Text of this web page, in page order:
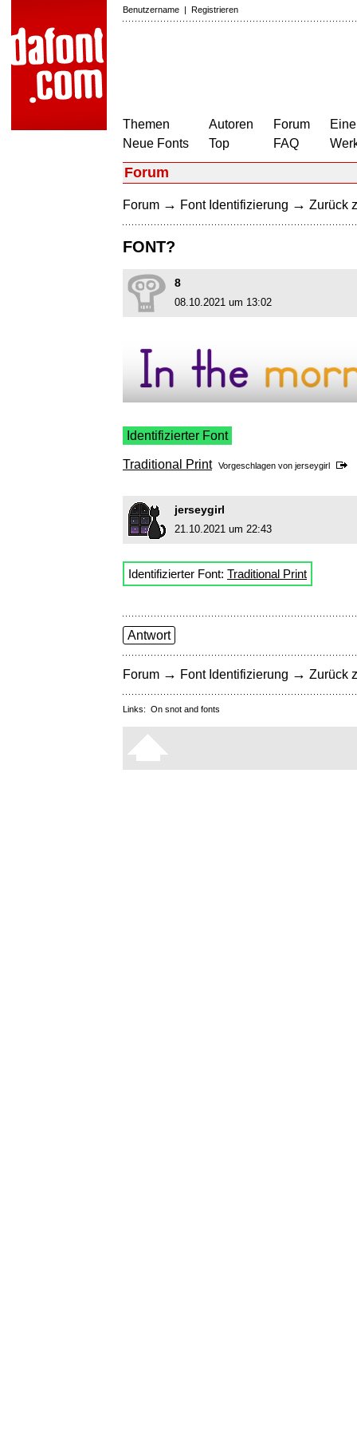
Benutzername | Registrieren
Themen
Neue Fonts
Autoren
Top
Forum
FAQ
Forum
Forum → Font Identifizierung → Zurück
FONT?
8
08.10.2021 um 13:02
Identifizierter Font
Traditional Print Vorgeschlagen von jerseygirl
jerseygirl
21.10.2021 um 22:43
Identifizierter Font: Traditional Print
Antwort
Forum → Font Identifizierung → Zurück
Links: On snot and fonts